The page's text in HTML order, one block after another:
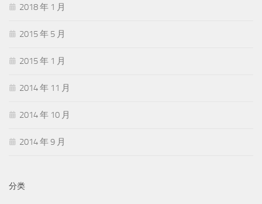
2018 年 1 月
2015 年 5 月
2015 年 1 月
2014 年 11 月
2014 年 10 月
2014 年 9 月
分类